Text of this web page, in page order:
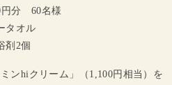
円分 60名様
タオル
剤2個
ンhiクリーム」（1,100円相当）を